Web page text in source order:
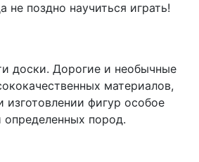
поздно научиться играть!
доски. Дорогие и необычные
материалов,
фигур особое
пород.